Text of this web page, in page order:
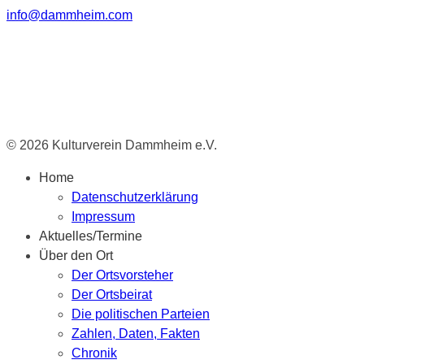
info@dammheim.com
© 2026 Kulturverein Dammheim e.V.
Home
Datenschutzerklärung
Impressum
Aktuelles/Termine
Über den Ort
Der Ortsvorsteher
Der Ortsbeirat
Die politischen Parteien
Zahlen, Daten, Fakten
Chronik